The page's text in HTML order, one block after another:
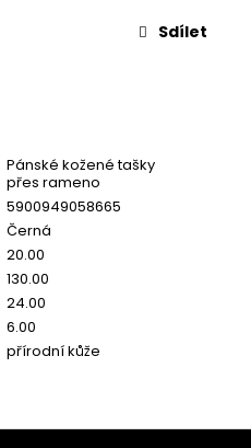
Sdílet
Pánské kožené tašky
přes rameno
5900949058665
Černá
20.00
130.00
24.00
6.00
přírodní kůže